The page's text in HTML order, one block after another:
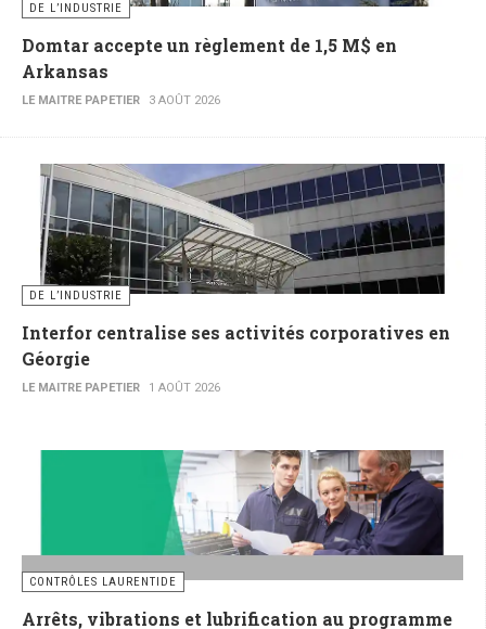
DE L’INDUSTRIE
Domtar accepte un règlement de 1,5 M$ en
Arkansas
LE MAITRE PAPETIER 3 AOÛT 2026
DE L’INDUSTRIE
Interfor centralise ses activités corporatives en
Géorgie
LE MAITRE PAPETIER 1 AOÛT 2026
CONTRÔLES LAURENTIDE
Arrêts, vibrations et lubrification au programme